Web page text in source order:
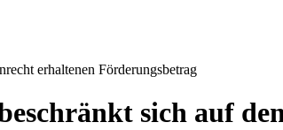
erhaltenen Förderungsbetrag
sich auf